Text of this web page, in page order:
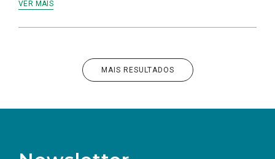
VER MAIS
MAIS RESULTADOS